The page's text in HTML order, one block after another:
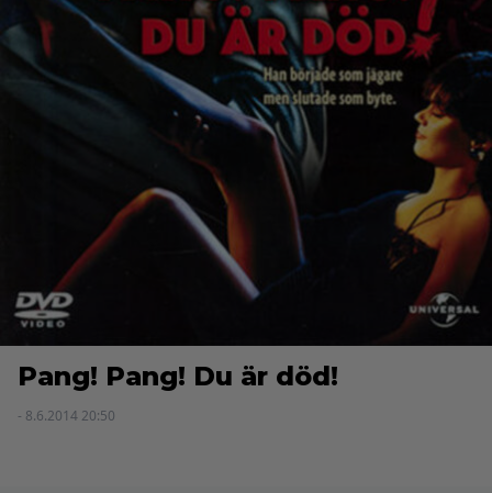
Pang! Pang! Du är död!
- 8.6.2014 20:50